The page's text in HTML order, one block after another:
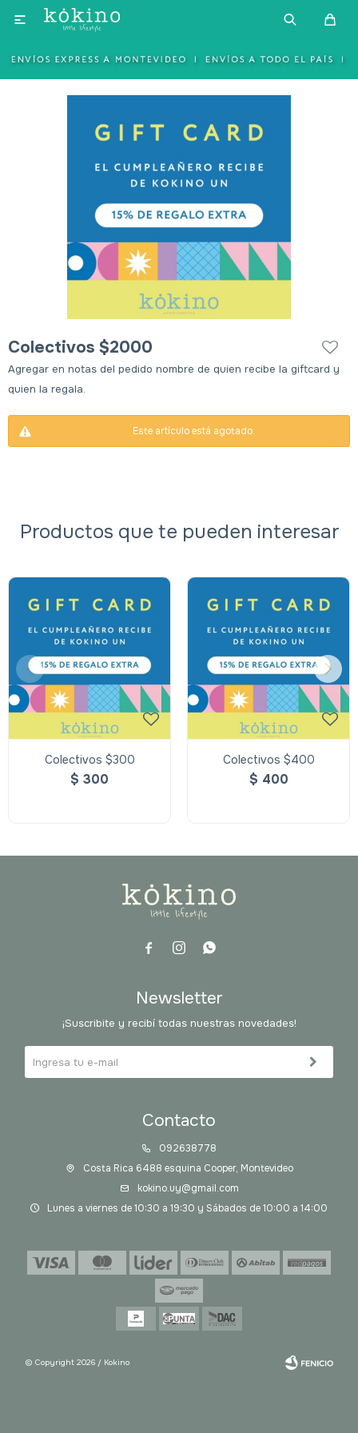

Colectivos $2000
Agregar en notas del pedido nombre de quien recibe la giftcard y
quien la regala.
Este artículo está agotado.
Productos que te pueden interesar
Colectivos $300
$ 300
Colectivos $400
$ 400
  
Contacto
092638778
Costa Rica 6488 esquina Cooper, Montevideo
kokino.uy@gmail.com
Lunes a viernes de 10:30 a 19:30 y Sábados de 10:00 a 14:00
Newsletter
¡Suscribite y recibí todas nuestras novedades!
© Copyright 2026 / Kokino